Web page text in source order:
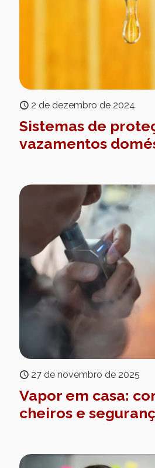
2 de dezembro de 2024
Sistemas de
vazamentos
27 de novembro de 2025
Vapor em casa:
cheiros e